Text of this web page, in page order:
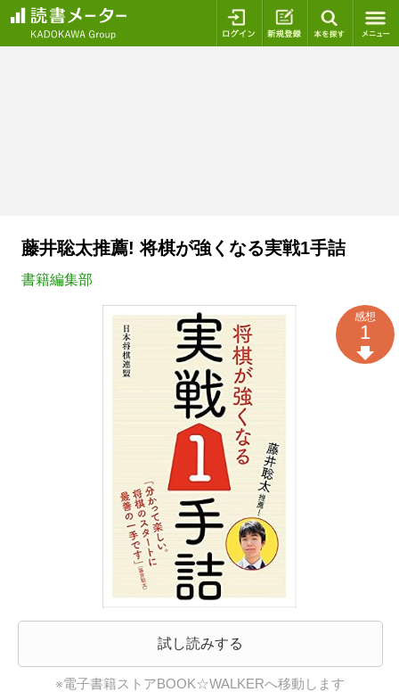
ログイン 新規登録
藤井聡太推薦! 将棋が強くなる実戦1手詰
書籍編集部
試し読みする
※電子書籍ストアBOOK☆WALKERへ移動します
感想
1